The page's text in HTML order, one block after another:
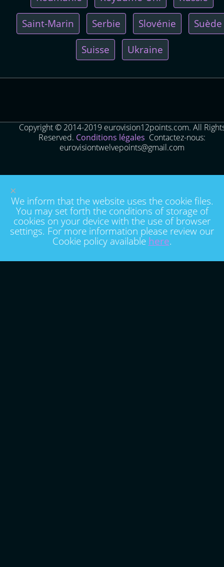
Saint-Marin Serbie Slovénie Suède
Suisse Ukraine
Copyright © 2014-2019 eurovision12points.com. All
Reserved. Conditions légales Contactez-nous:
eurovisiontwelvepoints@gmail.com
×
We inform that the website uses the cookie files.
You may set forth the conditions of storage of
cookies on your device with the use of browser
settings. For more information please review our
Cookie policy available here.